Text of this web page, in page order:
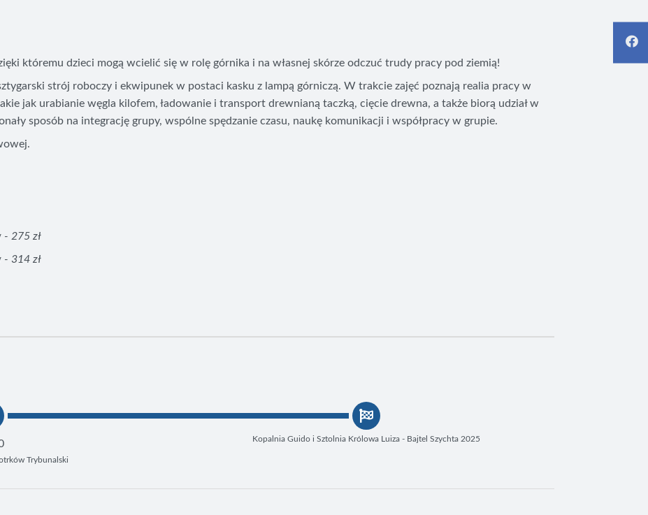
któremu dzieci mogą wcielić się w rolę górnika i na własnej skórze odczuć trudy pracy pod ziemią!
strój roboczy i ekwipunek w postaci kasku z lampą górniczą. W trakcie zajęć poznają realia pracy w
jak urabianie węgla kilofem, ładowanie i transport drewnianą taczką, cięcie drewna, a także biorą udział w
sposób na integrację grupy, wspólne spędzanie czasu, naukę komunikacji i współpracy w grupie.
- 275 zł
- 314 zł
Trybunalski
Kopalnia Guido i Sztolnia Królowa Luiza - Bajtel Szychta 2025